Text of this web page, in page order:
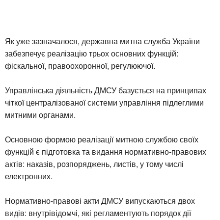
Як уже зазначалося, державна митна служба України
забезпечує реалізацію трьох основних функцій:
фіскальної, правоохоронної, регулюючої.
Управлінська діяльність ДМСУ базується на принципах
чіткої централізованої системи управління підлеглими
митними органами.
Основною формою реалізації митною службою своїх
функцій є підготовка та видання нормативно-правових
актів: наказів, розпоряджень, листів, у тому числі
електронних.
Нормативно-правові акти ДМСУ випускаються двох
видів: внутрівідомчі, які регламентують порядок дії